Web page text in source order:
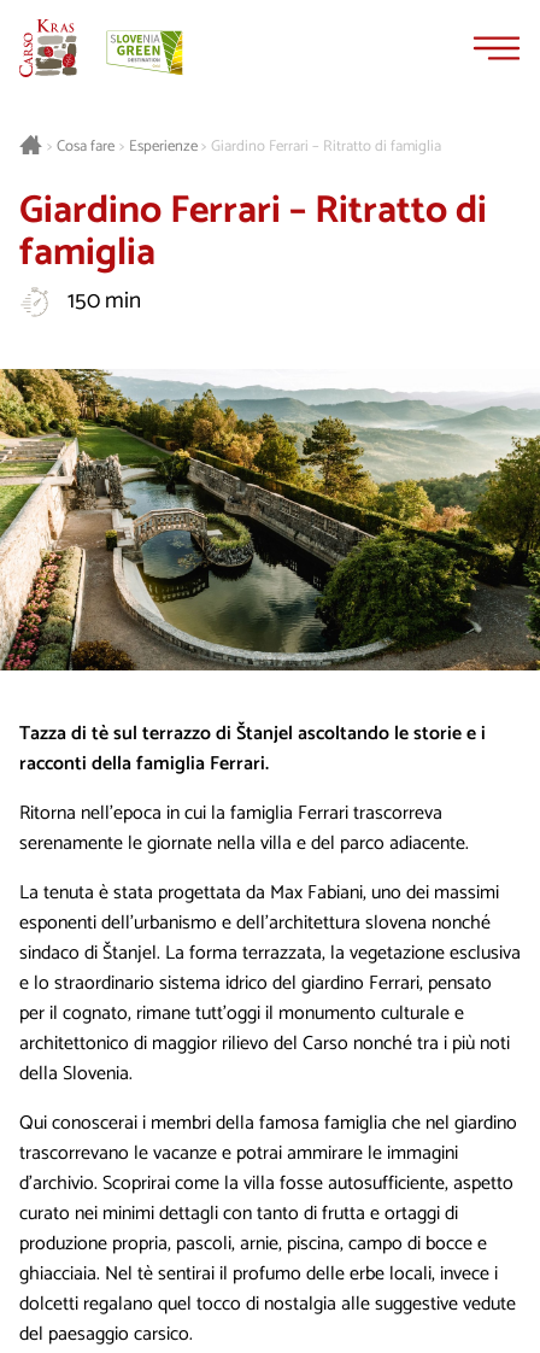
>Cosa fare> Esperienze>Giardino Ferrari – Ritratto di famiglia
Giardino Ferrari – Ritratto di
famiglia
150 min
Tazza di tè sul terrazzo di Štanjel ascoltando le storie e i
racconti della famiglia Ferrari.
Ritorna nell’epoca in cui la famiglia Ferrari trascorreva
serenamente le giornate nella villa e del parco adiacente.
La tenuta è stata progettata da Max Fabiani, uno dei massimi
esponenti dell’urbanismo e dell’architettura slovena nonché
sindaco di Štanjel. La forma terrazzata, la vegetazione esclusiva
e lo straordinario sistema idrico del giardino Ferrari, pensato
per il cognato, rimane tutt’oggi il monumento culturale e
architettonico di maggior rilievo del Carso nonché tra i più noti
della Slovenia.
Qui conoscerai i membri della famosa famiglia che nel giardino
trascorrevano le vacanze e potrai ammirare le immagini
d’archivio. Scoprirai come la villa fosse autosufficiente, aspetto
curato nei minimi dettagli con tanto di frutta e ortaggi di
produzione propria, pascoli, arnie, piscina, campo di bocce e
ghiacciaia. Nel tè sentirai il profumo delle erbe locali, invece i
dolcetti regalano quel tocco di nostalgia alle suggestive vedute
del paesaggio carsico.